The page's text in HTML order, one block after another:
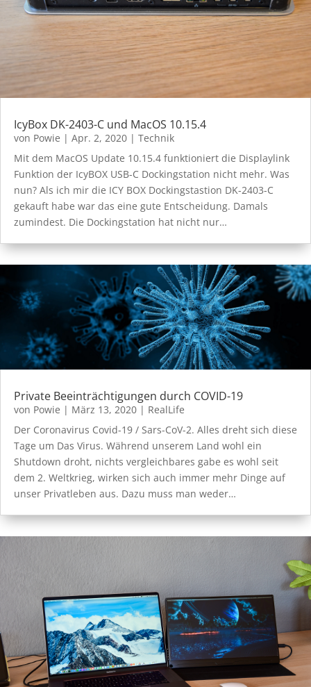
IcyBox DK-2403-C und MacOS 10.15.4
von Powie | Apr. 2, 2020 | Technik
Mit dem MacOS Update 10.15.4 funktioniert die Displaylink
Funktion der IcyBOX USB-C Dockingstation nicht mehr. Was
nun? Als ich mir die ICY BOX Dockingstastion DK-2403-C
gekauft habe war das eine gute Entscheidung. Damals
zumindest. Die Dockingstation hat nicht nur…
Private Beeinträchtigungen durch COVID-19
von Powie | März 13, 2020 | RealLife
Der Coronavirus Covid-19 / Sars-CoV-2. Alles dreht sich diese
Tage um Das Virus. Während unserem Land wohl ein
Shutdown droht, nichts vergleichbares gabe es wohl seit
dem 2. Weltkrieg, wirken sich auch immer mehr Dinge auf
unser Privatleben aus. Dazu muss man weder…